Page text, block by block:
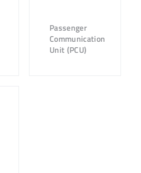
Passenger
Communication
Unit (PCU)